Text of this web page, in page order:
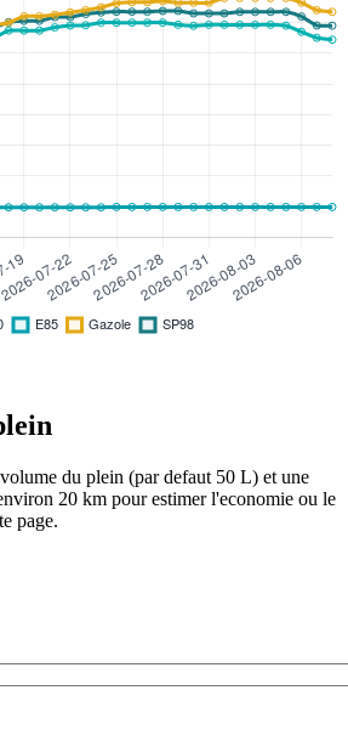
du plein (par defaut 50 L) et une
20 km pour estimer l'economie ou le
page.